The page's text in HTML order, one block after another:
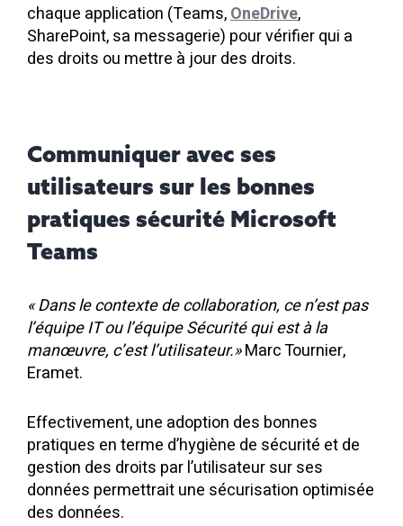
chaque application (Teams,OneDrive,
SharePoint, sa messagerie) pour vérifier qui a
des droits ou mettre à jour des droits.
Communiquer avec ses
utilisateurs sur les bonnes
pratiques sécurité Microsoft
Teams
« Dans le contexte de collaboration, ce n’est pas
l’équipe IT ou l’équipe Sécurité qui est à la
manœuvre, c’est l’utilisateur.»Marc Tournier,
Eramet.
Effectivement, une adoption des bonnes
pratiques en terme d’hygiène de sécurité et de
gestion des droits par l’utilisateur sur ses
données permettrait une sécurisation optimisée
des données.